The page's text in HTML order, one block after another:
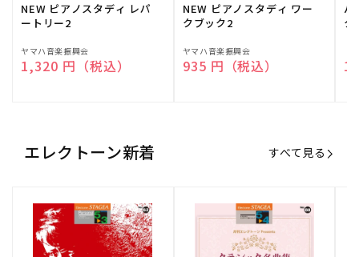
NEW ピアノスタディ レパ
ートリー2
販
売
ヤマハ音楽振興会
通常価格
1,320 円（税込）
NEW ピアノスタディ ワー
クブック2
販
売
ヤマハ音楽振興会
通常価格
935 円（税込）
バ
ク
売
エレクトーン新着 すべて見る